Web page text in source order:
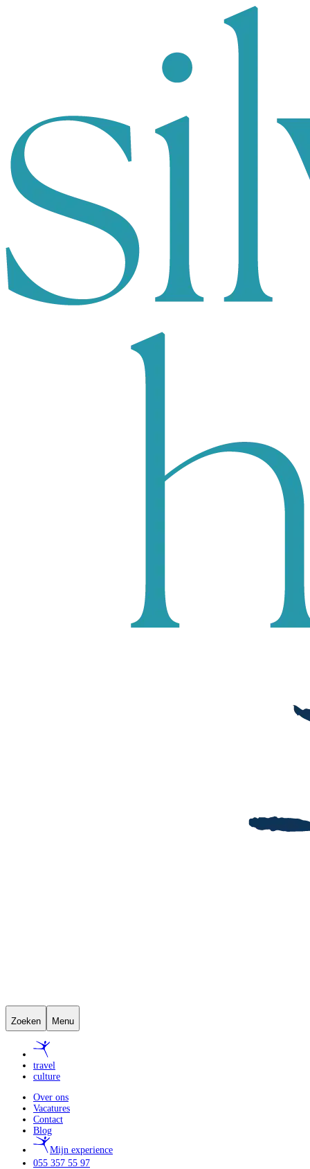
Zoeken Menu
travel
culture
Over ons
Vacatures
Contact
Blog
Mijn experience
055 357 55 97